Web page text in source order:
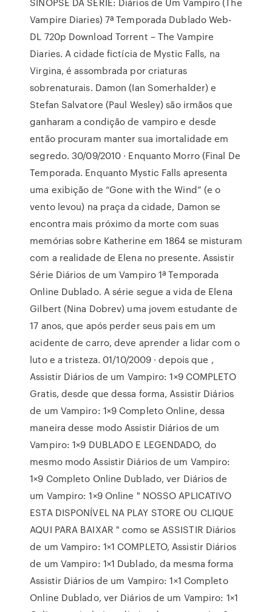
Vampire Diaries) 7ª Temporada Dublado Web-
DL 720p Download Torrent – The Vampire
Diaries. A cidade fictícia de Mystic Falls, na
Virgina, é assombrada por criaturas
sobrenaturais. Damon (Ian Somerhalder) e
Stefan Salvatore (Paul Wesley) são irmãos que
ganharam a condição de vampiro e desde
então procuram manter sua imortalidade em
segredo. 30/09/2010 · Enquanto Morro (Final De
Temporada. Enquanto Mystic Falls apresenta
uma exibição de “Gone with the Wind” (e o
vento levou) na praça da cidade, Damon se
encontra mais próximo da morte com suas
memórias sobre Katherine em 1864 se misturam
com a realidade de Elena no presente. Assistir
Série Diários de um Vampiro 1ª Temporada
Online Dublado. A série segue a vida de Elena
Gilbert (Nina Dobrev) uma jovem estudante de
17 anos, que após perder seus pais em um
acidente de carro, deve aprender a lidar com o
luto e a tristeza. 01/10/2009 · depois que ,
Assistir Diários de um Vampiro: 1×9 COMPLETO
Gratis, desde que dessa forma, Assistir Diários
de um Vampiro: 1×9 Completo Online, dessa
maneira desse modo Assistir Diários de um
Vampiro: 1×9 DUBLADO E LEGENDADO, do
mesmo modo Assistir Diários de um Vampiro:
1×9 Completo Online Dublado, ver Diários de
um Vampiro: 1×9 Online " NOSSO APLICATIVO
ESTA DISPONÍVEL NA PLAY STORE OU CLIQUE
AQUI PARA BAIXAR " como se ASSISTIR Diários
de um Vampiro: 1×1 COMPLETO, Assistir Diários
de um Vampiro: 1×1 Dublado, da mesma forma
Assistir Diários de um Vampiro: 1×1 Completo
Online Dublado, ver Diários de um Vampiro: 1×1